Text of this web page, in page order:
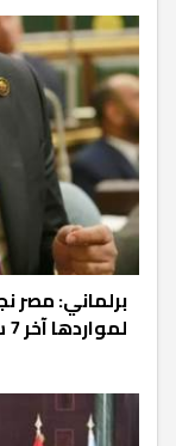
برلماني: مصر
لمواردها آخر 7 سنوات